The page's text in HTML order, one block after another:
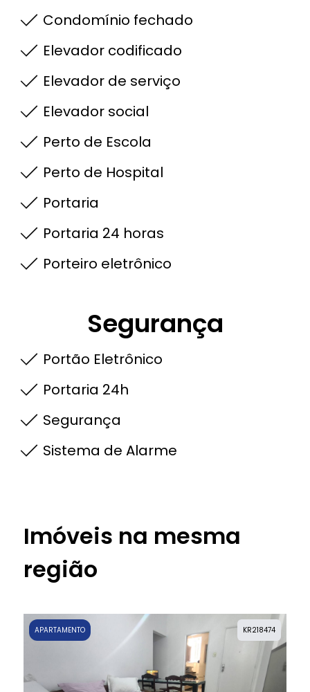
Condomínio fechado
Elevador codificado
Elevador de serviço
Elevador social
Perto de Escola
Perto de Hospital
Portaria
Portaria 24 horas
Porteiro eletrônico
Segurança
Portão Eletrônico
Portaria 24h
Segurança
Sistema de Alarme
Imóveis na mesma
região
KR218474
APARTAMENTO